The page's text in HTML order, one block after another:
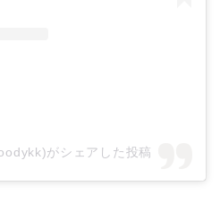
がシェアした投稿